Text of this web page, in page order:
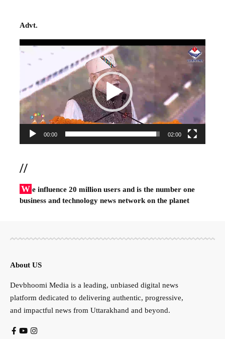
Advt.
Video
00:00 02:00
//
W e influence 20 million users and is the number one
business and technology news network on the planet
About US
Devbhoomi Media is a leading, unbiased digital news
platform dedicated to delivering authentic, progressive,
and impactful news from Uttarakhand and beyond.